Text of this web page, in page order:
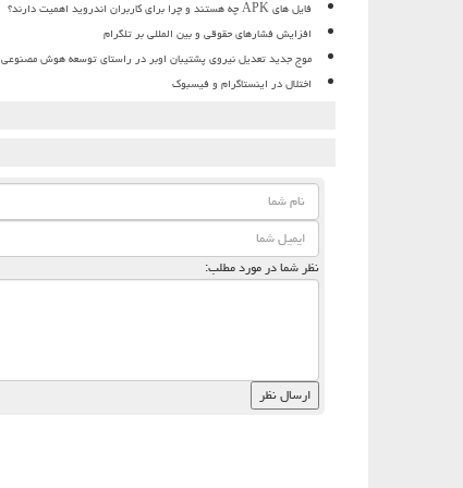
فایل های APK چه هستند و چرا برای کاربران اندروید اهمیت دارند؟
افزایش فشارهای حقوقی و بین المللی بر تلگرام
موج جدید تعدیل نیروی پشتیبان اوبر در راستای توسعه هوش مصنوعی
اختلال در اینستاگرام و فیسبوک
نظر شما در مورد مطلب: